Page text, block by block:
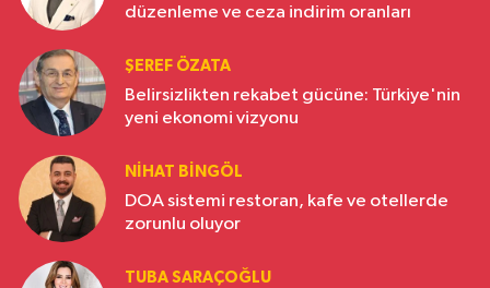
düzenleme ve ceza indirim oranları
ŞEREF ÖZATA
Belirsizlikten rekabet gücüne: Türkiye'nin
yeni ekonomi vizyonu
NIHAT BINGÖL
DOA sistemi restoran, kafe ve otellerde
zorunlu oluyor
TUBA SARAÇOĞLU